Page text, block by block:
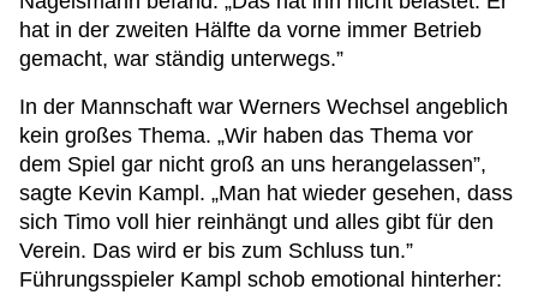
hat in der zweiten Hälfte da vorne immer Betrieb
gemacht, war ständig unterwegs.”
In der Mannschaft war Werners Wechsel angeblich
kein großes Thema. „Wir haben das Thema vor
dem Spiel gar nicht groß an uns herangelassen”,
sagte Kevin Kampl. „Man hat wieder gesehen, dass
sich Timo voll hier reinhängt und alles gibt für den
Verein. Das wird er bis zum Schluss tun.”
Führungsspieler Kampl schob emotional hinterher: